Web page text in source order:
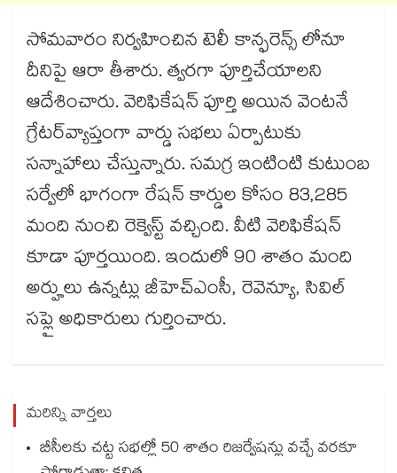
సోమవారం నిర్వహించిన టెలీ కాన్ఫరెన్స్ లోనూ
దీనిపై ఆరా తీశారు. త్వరగా పూర్తిచేయాలని
ఆదేశించారు. వెరిఫికేషన్ పూర్తి అయిన వెంటనే
గ్రేటర్​వ్యాప్తంగా వార్డు సభలు ఏర్పాటుకు
సన్నాహాలు చేస్తున్నారు. సమగ్ర ఇంటింటి కుటుంబ
సర్వేలో భాగంగా రేషన్ కార్డుల కోసం 83,285
మంది నుంచి రెక్వెస్ట్ వచ్చింది. వీటి వెరిఫికేషన్
కూడా పూర్తయింది. ఇందులో 90 శాతం మంది
అర్హులు ఉన్నట్లు జీహెచ్ఎంసీ, రెవెన్యూ, సివిల్
సప్లై అధికారులు గుర్తించారు.
మరిన్ని వార్తలు
బీసీలకు చట్ట సభల్లో 50 శాతం రిజర్వేషన్లు వచ్చే వరకూ